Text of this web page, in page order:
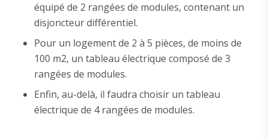
équipé de 2 rangées de modules, contenant un
disjoncteur différentiel.
Pour un logement de 2 à 5 pièces, de moins de
100 m2, un tableau électrique composé de 3
rangées de modules.
Enfin, au-delà, il faudra choisir un tableau
électrique de 4 rangées de modules.